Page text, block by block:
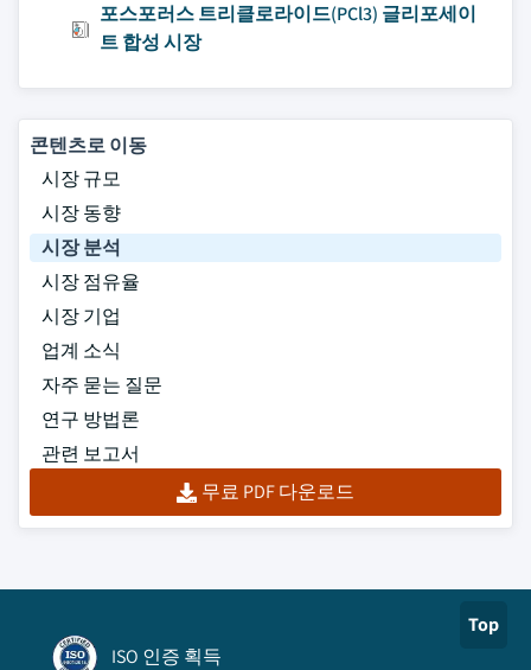
포스포러스 트리클로라이드(PCl3) 글리포세이
트 합성 시장
콘텐츠로 이동
시장 규모
시장 동향
시장 분석
시장 점유율
시장 기업
업계 소식
자주 묻는 질문
연구 방법론
관련 보고서
무료 PDF 다운로드
Top
ISO 인증 획득